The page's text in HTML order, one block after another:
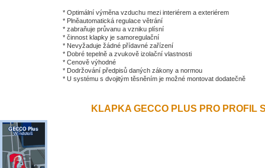
* Optimální výměna vzduchu mezi interiérem a exteriérem
* Plněautomatická regulace větrání
* zabraňuje průvanu a vzniku plísní
* činnost klapky je samoregulační
* Nevyžaduje žádné přídavné zařízení
* Dobré tepelně a zvukově izolační vlastnosti
* Cenově výhodné
* Dodržování předpisů daných zákony a normou
* U systému s dvojitým těsněním je možné montovat dodatečně
KLAPKA GECCO PLUS PRO PROFIL